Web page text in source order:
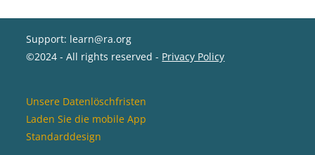
Support: learn@ra.org
©2024 - All rights reserved - Privacy Policy
Unsere Datenlöschfristen
Laden Sie die mobile App
Standarddesign